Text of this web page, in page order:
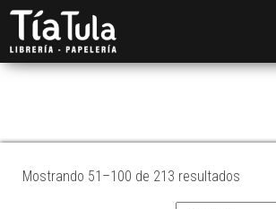
OFICINA
Mostrando 51–100 de 213 resultados